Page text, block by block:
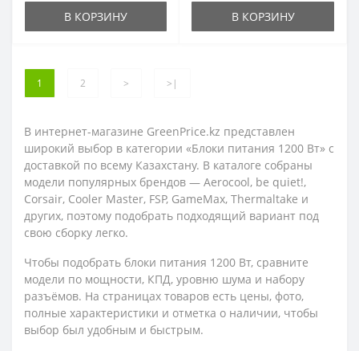
В КОРЗИНУ В КОРЗИНУ
1 2 > >|
В интернет-магазине GreenPrice.kz представлен
широкий выбор в категории «Блоки питания 1200 Вт» с
доставкой по всему Казахстану. В каталоге собраны
модели популярных брендов — Aerocool, be quiet!,
Corsair, Cooler Master, FSP, GameMax, Thermaltake и
других, поэтому подобрать подходящий вариант под
свою сборку легко.
Чтобы подобрать блоки питания 1200 Вт, сравните
модели по мощности, КПД, уровню шума и набору
разъёмов. На страницах товаров есть цены, фото,
полные характеристики и отметка о наличии, чтобы
выбор был удобным и быстрым.